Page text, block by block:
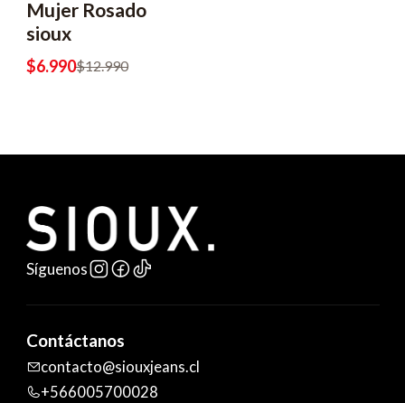
Mujer Rosado
sioux
$6.990$12.990
Síguenos
Contáctanos
contacto@siouxjeans.cl
+566005700028